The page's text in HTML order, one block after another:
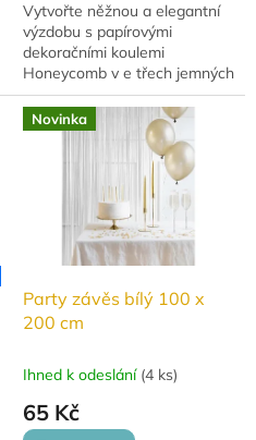
Vytvořte něžnou a elegantní
výzdobu s papírovými
dekoračními koulemi
Honeycomb v e třech jemných
odstínech růžové barvy. Sada
obsahuje 3 dekorativní koule
různých...
Novinka
Party závěs bílý 100 x
200 cm
Ihned k odeslání (4 ks)
65 Kč